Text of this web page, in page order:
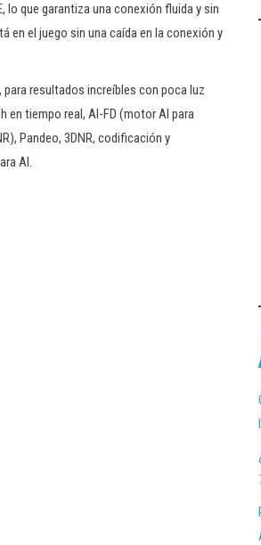
lo que garantiza una conexión fluida y sin
en el juego sin una caída en la conexión y
resultados increíbles con poca luz
en tiempo real, AI-FD (motor AI para
Pandeo, 3DNR, codificación y
AI.